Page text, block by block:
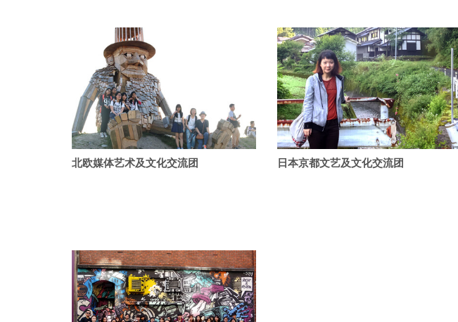
北欧媒体艺术及文化交流团 日本京都文艺及文化交流团